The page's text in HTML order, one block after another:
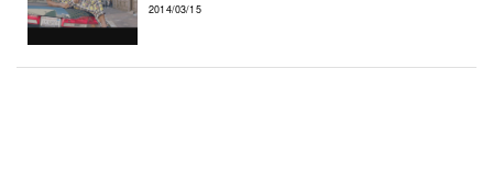
2014/03/15